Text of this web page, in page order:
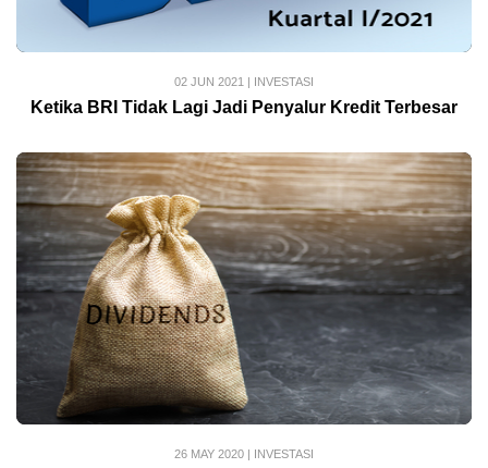
02 JUN 2021 | INVESTASI
Ketika BRI Tidak Lagi Jadi Penyalur Kredit Terbesar
26 MAY 2020 | INVESTASI